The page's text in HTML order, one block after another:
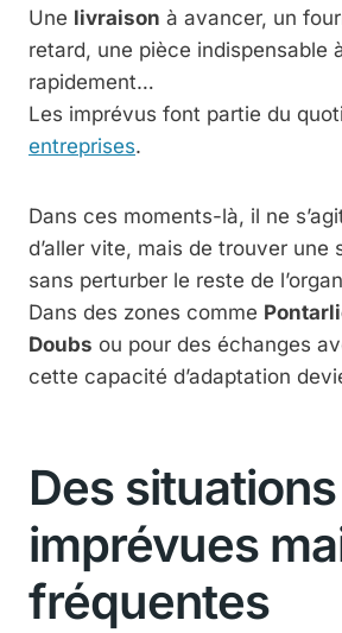
Une livraison à avancer, un
retard, une pièce indispensable
rapidement…
Les imprévus font partie du
entreprises.
Dans ces moments-là, il ne
d’aller vite, mais de trouver une
sans perturber le reste de
Dans des zones comme
Doubs ou pour des échanges
cette capacité d’adaptation
Des situations
imprévues
fréquentes